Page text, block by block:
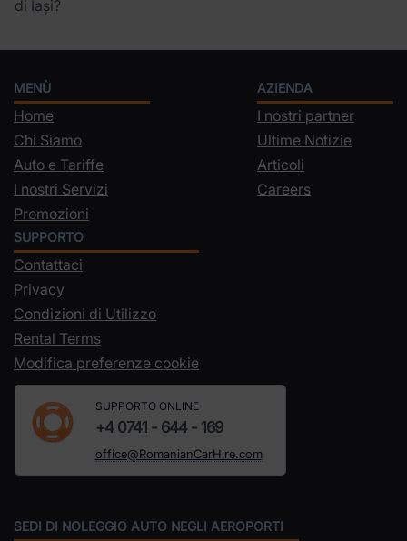
di Iași?
MENÙ
Home
Chi Siamo
Auto e Tariffe
I nostri Servizi
Promozioni
AZIENDA
I nostri partner
Ultime Notizie
Articoli
Careers
SUPPORTO
Contattaci
Privacy
Condizioni di Utilizzo
Rental Terms
Modifica preferenze cookie
SUPPORTO ONLINE
+4 0741 - 644 - 169
office@RomanianCarHire.com
SEDI DI NOLEGGIO AUTO NEGLI AEROPORTI